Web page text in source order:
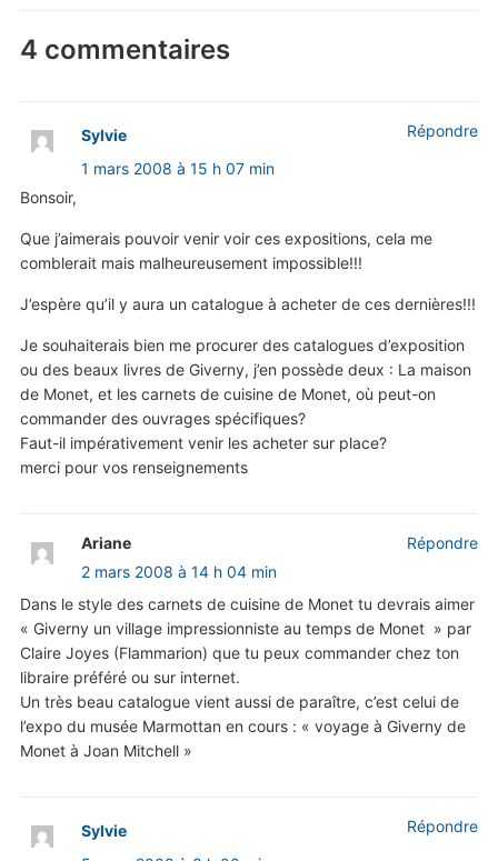
4 commentaires
Sylvie
1 mars 2008 à 15 h 07 min
Bonsoir,
Que j’aimerais pouvoir venir voir ces expositions, cela me
comblerait mais malheureusement impossible!!!
J’espère qu’il y aura un catalogue à acheter de ces dernières!!!
Je souhaiterais bien me procurer des catalogues d’exposition
ou des beaux livres de Giverny, j’en possède deux : La maison
de Monet, et les carnets de cuisine de Monet, où peut-on
commander des ouvrages spécifiques?
Faut-il impérativement venir les acheter sur place?
merci pour vos renseignements
Répondre
Ariane
2 mars 2008 à 14 h 04 min
Dans le style des carnets de cuisine de Monet tu devrais aimer
« Giverny un village impressionniste au temps de Monet » par
Claire Joyes (Flammarion) que tu peux commander chez ton
libraire préféré ou sur internet.
Un très beau catalogue vient aussi de paraître, c’est celui de
l’expo du musée Marmottan en cours : « voyage à Giverny de
Monet à Joan Mitchell »
Répondre
Sylvie
Répondre